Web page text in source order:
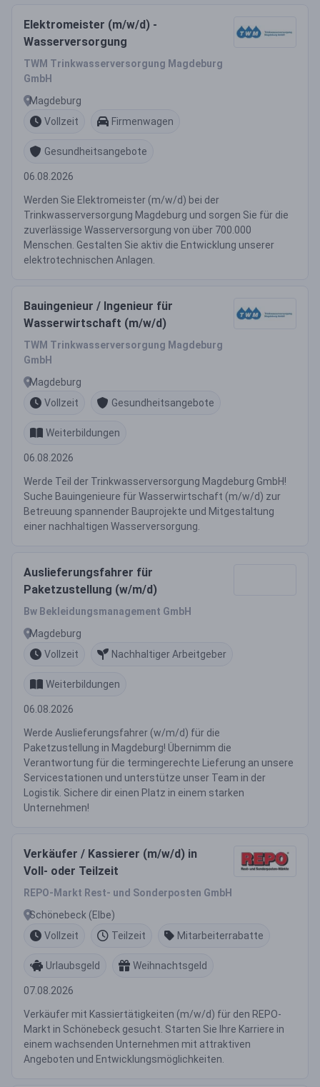
Elektromeister (m/w/d) -
Wasserversorgung
TWM Trinkwasserversorgung Magdeburg
GmbH
Magdeburg
Vollzeit
Firmenwagen
Gesundheitsangebote
06.08.2026
Werden Sie Elektromeister (m/w/d) bei der
Trinkwasserversorgung Magdeburg und sorgen Sie für die
zuverlässige Wasserversorgung von über 700.000
Menschen. Gestalten Sie aktiv die Entwicklung unserer
elektrotechnischen Anlagen.
Bauingenieur / Ingenieur für
Wasserwirtschaft (m/w/d)
TWM Trinkwasserversorgung Magdeburg
GmbH
Magdeburg
Vollzeit
Gesundheitsangebote
Weiterbildungen
06.08.2026
Werde Teil der Trinkwasserversorgung Magdeburg GmbH!
Suche Bauingenieure für Wasserwirtschaft (m/w/d) zur
Betreuung spannender Bauprojekte und Mitgestaltung
einer nachhaltigen Wasserversorgung.
Auslieferungsfahrer für
Paketzustellung (w/m/d)
Bw Bekleidungsmanagement GmbH
Magdeburg
Vollzeit
Nachhaltiger Arbeitgeber
Weiterbildungen
06.08.2026
Werde Auslieferungsfahrer (w/m/d) für die
Paketzustellung in Magdeburg! Übernimm die
Verantwortung für die termingerechte Lieferung an unsere
Servicestationen und unterstütze unser Team in der
Logistik. Sichere dir einen Platz in einem starken
Unternehmen!
Verkäufer / Kassierer (m/w/d) in
Voll- oder Teilzeit
REPO-Markt Rest- und Sonderposten GmbH
Schönebeck (Elbe)
Vollzeit
Teilzeit Mitarbeiterrabatte
Urlaubsgeld Weihnachtsgeld
07.08.2026
Verkäufer mit Kassiertätigkeiten (m/w/d) für den REPO-
Markt in Schönebeck gesucht. Starten Sie Ihre Karriere in
einem wachsenden Unternehmen mit attraktiven
Angeboten und Entwicklungsmöglichkeiten.